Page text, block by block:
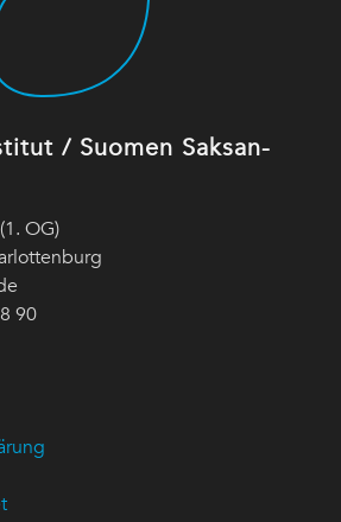
/ Suomen Saksan-
OG)
90